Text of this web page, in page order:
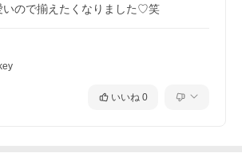
いので揃えたくなりました♡笑
いいね 0